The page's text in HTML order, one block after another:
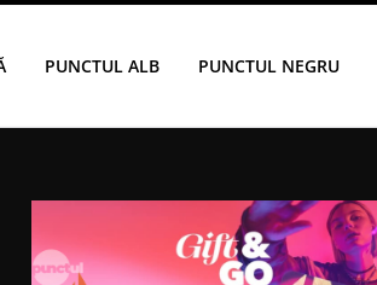
PUNCTUL ALB PUNCTUL NEGRU